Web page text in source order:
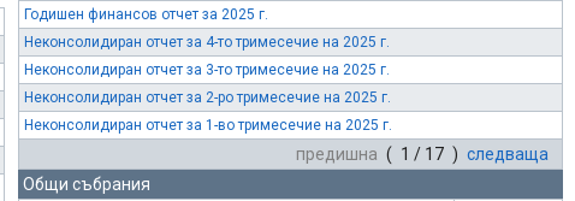
Годишен финансов отчет за 2025 г.
Неконсолидиран отчет за 4-то тримесечие на 2025 г.
Неконсолидиран отчет за 3-то тримесечие на 2025 г.
Неконсолидиран отчет за 2-ро тримесечие на 2025 г.
Неконсолидиран отчет за 1-во тримесечие на 2025 г.
предишна ( 1 / 17 ) следваща
Общи събрания